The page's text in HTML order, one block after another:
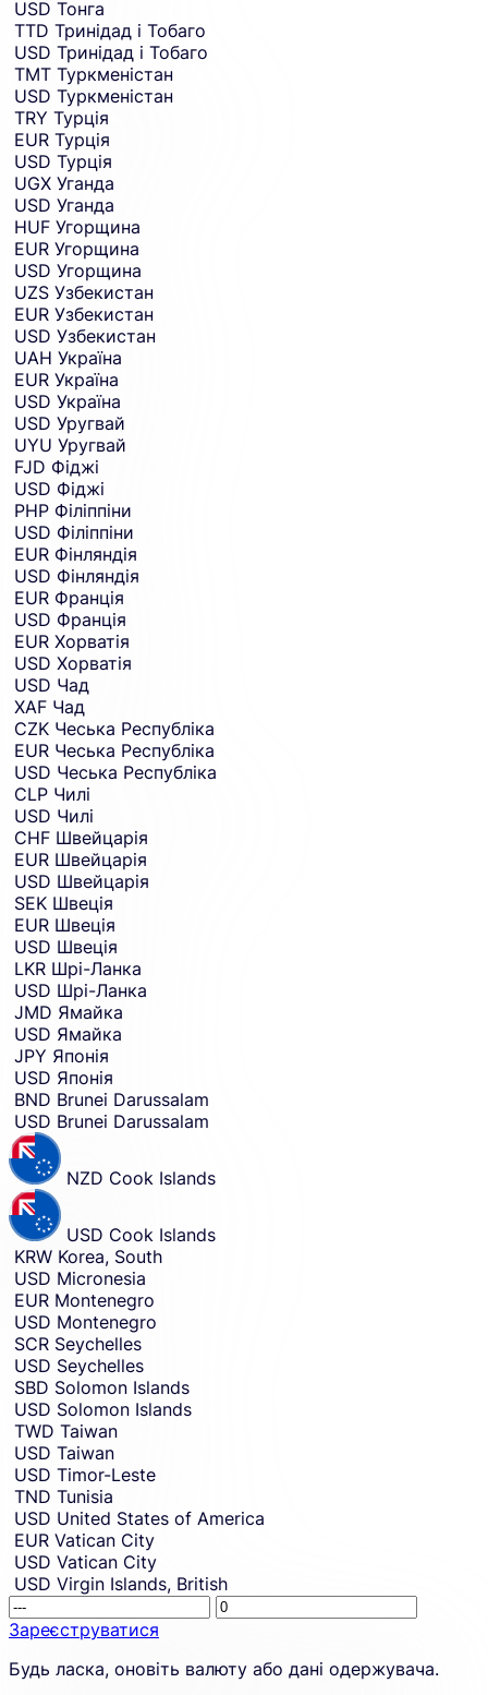
USD Тонга
TTD Тринідад і Тобаго
USD Тринідад і Тобаго
TMT Туркменістан
USD Туркменістан
TRY Турція
EUR Турція
USD Турція
UGX Уганда
USD Уганда
HUF Угорщина
EUR Угорщина
USD Угорщина
UZS Узбекистан
EUR Узбекистан
USD Узбекистан
UAH Україна
EUR Україна
USD Україна
USD Уругвай
UYU Уругвай
FJD Фіджі
USD Фіджі
PHP Філіппіни
USD Філіппіни
EUR Фінляндія
USD Фінляндія
EUR Франція
USD Франція
EUR Хорватія
USD Хорватія
USD Чад
XAF Чад
CZK Чеська Республіка
EUR Чеська Республіка
USD Чеська Республіка
CLP Чилі
USD Чилі
CHF Швейцарія
EUR Швейцарія
USD Швейцарія
SEK Швеція
EUR Швеція
USD Швеція
LKR Шрі-Ланка
USD Шрі-Ланка
JMD Ямайка
USD Ямайка
JPY Японія
USD Японія
BND Brunei Darussalam
USD Brunei Darussalam
NZD Cook Islands
USD Cook Islands
KRW Korea, South
USD Micronesia
EUR Montenegro
USD Montenegro
SCR Seychelles
USD Seychelles
SBD Solomon Islands
USD Solomon Islands
TWD Taiwan
USD Taiwan
USD Timor-Leste
TND Tunisia
USD United States of America
EUR Vatican City
USD Vatican City
USD Virgin Islands, British
This
is
Зареєструватися
up
Будь ласка, оновіть валюту або дані одержувача.